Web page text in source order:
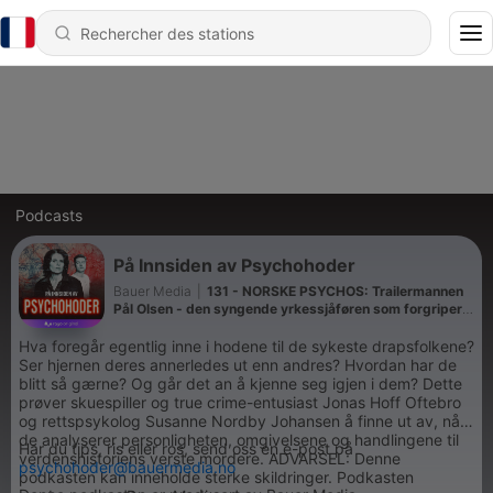
Podcasts
På Innsiden av Psychohoder
Bauer Media
131 - NORSKE PSYCHOS: Trailermannen
Pål Olsen - den syngende yrkessjåføren som forgriper
Hva foregår egentlig inne i hodene til de sykeste drapsfolkene?
Ser hjernen deres annerledes ut enn andres? Hvordan har de
blitt så gærne? Og går det an å kjenne seg igjen i dem? Dette
prøver skuespiller og true crime-entusiast Jonas Hoff Oftebro
og rettspsykolog Susanne Nordby Johansen å finne ut av, når
de analyserer personligheten, omgivelsene og handlingene til
verdenshistoriens verste mordere. ADVARSEL: Denne
podkasten kan inneholde sterke skildringer. Podkasten
Har du tips, ris eller ros, send oss en e-post på
psychohoder@bauermedia.no